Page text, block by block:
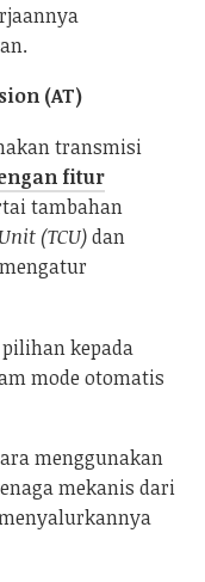
(AT)
transmisi
fitur
tambahan
(TCU)dan
kepada
mode otomatis
menggunakan
mekanis dari